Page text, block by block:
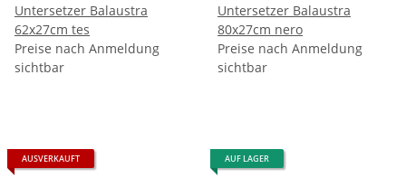
Untersetzer Balaustra
62x27cm tes
Preise nach Anmeldung
sichtbar
Untersetzer Balaustra
80x27cm nero
Preise nach Anmeldung
sichtbar
AUSVERKAUFT AUF LAGER